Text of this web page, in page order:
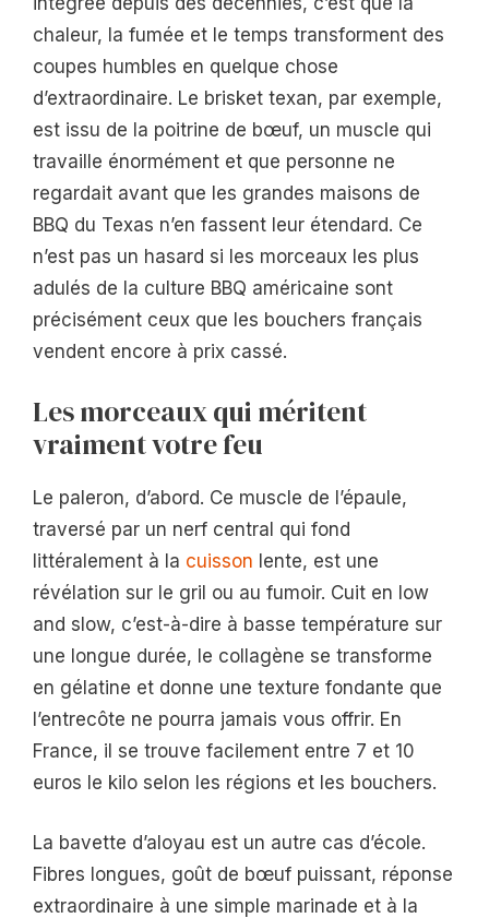
chaleur, la fumée et le temps transforment des
coupes humbles en quelque chose
d’extraordinaire. Le brisket texan, par exemple,
est issu de la poitrine de bœuf, un muscle qui
travaille énormément et que personne ne
regardait avant que les grandes maisons de
BBQ du Texas n’en fassent leur étendard. Ce
n’est pas un hasard si les morceaux les plus
adulés de la culture BBQ américaine sont
précisément ceux que les bouchers français
vendent encore à prix cassé.
Les morceaux qui méritent
vraiment votre feu
Le paleron, d’abord. Ce muscle de l’épaule,
traversé par un nerf central qui fond
littéralement à la cuisson lente, est une
révélation sur le gril ou au fumoir. Cuit en low
and slow, c’est-à-dire à basse température sur
une longue durée, le collagène se transforme
en gélatine et donne une texture fondante que
l’entrecôte ne pourra jamais vous offrir. En
France, il se trouve facilement entre 7 et 10
euros le kilo selon les régions et les bouchers.
La bavette d’aloyau est un autre cas d’école.
Fibres longues, goût de bœuf puissant, réponse
extraordinaire à une simple marinade et à la